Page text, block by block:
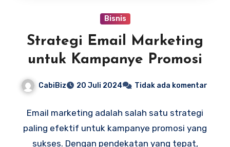
Bisnis
Strategi Email Marketing
untuk Kampanye Promosi
CabiBiz 20 Juli 2024 Tidak ada komentar
Email marketing adalah salah satu strategi
paling efektif untuk kampanye promosi yang
sukses. Dengan pendekatan yang tepat,